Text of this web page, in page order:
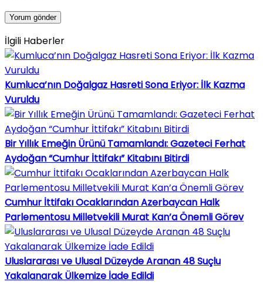
İlgili Haberler
Kumluca’nın Doğalgaz Hasreti Sona Eriyor: İlk Kazma
Vuruldu
Bir Yıllık Emeğin Ürünü Tamamlandı: Gazeteci Ferhat
Aydoğan “Cumhur İttifakı” Kitabını Bitirdi
Cumhur İttifakı Ocaklarından Azerbaycan Halk
Parlementosu Milletvekili Murat Kan’a Önemli Görev
Uluslararası ve Ulusal Düzeyde Aranan 48 Suçlu
Yakalanarak Ülkemize İade Edildi